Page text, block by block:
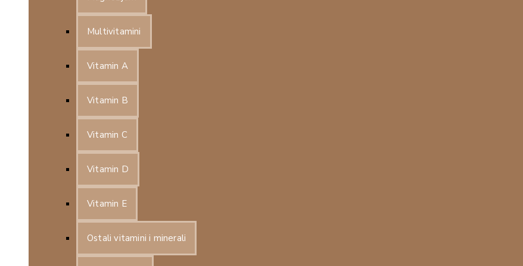
Multivitamini
Vitamin A
Vitamin B
Vitamin C
Vitamin D
Vitamin E
Ostali vitamini i minerali